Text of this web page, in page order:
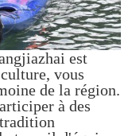
est
vous
de la région.
à des